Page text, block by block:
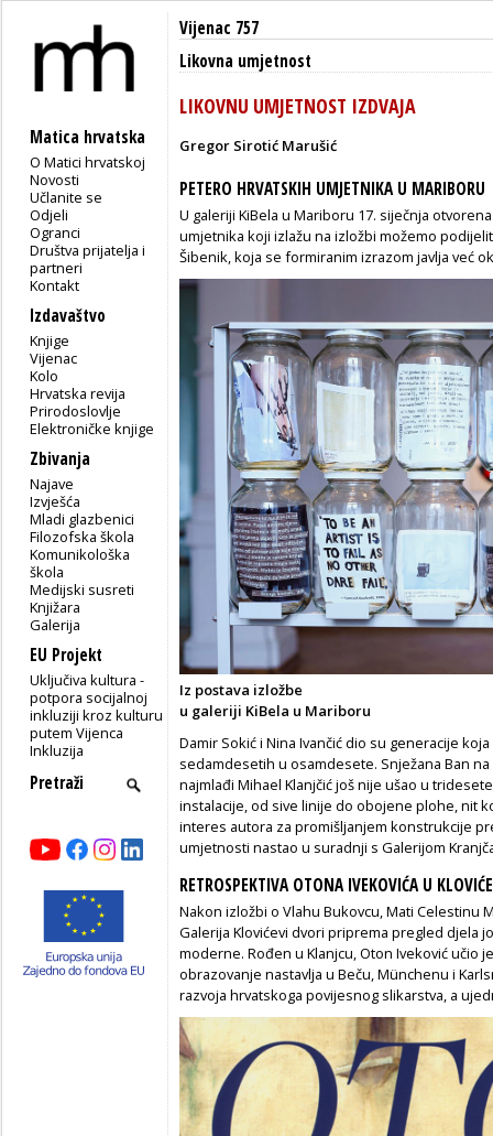
Matica hrvatska
O Matici hrvatskoj
Novosti
Učlanite se
Odjeli
Ogranci
Društva prijatelja i
partneri
Kontakt
Izdavaštvo
Knjige
Vijenac
Kolo
Hrvatska revija
Prirodoslovlje
Elektroničke knjige
Zbivanja
Najave
Izvješća
Mladi glazbenici
Filozofska škola
Komunikološka
škola
Medijski susreti
Knjižara
Galerija
EU Projekt
Uključiva kultura -
potpora socijalnoj
inkluziji kroz kulturu
putem Vijenca
Inkluzija
Vijenac 757
Likovna umjetnost
LIKOVNU UMJETNOST IZDVAJA
Gregor Sirotić Marušić
PETERO HRVATSKIH UMJETNIKA U MARIBORU
U galeriji KiBela u Mariboru 17. siječnja
umjetnika koji izlažu na izložbi možemo
Šibenik, koja se formiranim izrazom javlja već
Iz postava izložbe
u galeriji KiBela u Mariboru
Damir Sokić i Nina Ivančić dio su generacije
sedamdesetih u osamdesete. Snježana Ban
najmlađi Mihael Klanjčić još nije ušao u
instalacije, od sive linije do obojene plohe, nit
interes autora za promišljanjem konstrukcije
umjetnosti nastao u suradnji s Galerijom
RETROSPEKTIVA OTONA IVEKOVIĆA U
Nakon izložbi o Vlahu Bukovcu, Mati Celestinu
Galerija Klovićevi dvori priprema pregled djela
moderne. Rođen u Klanjcu, Oton Iveković učio
obrazovanje nastavlja u Beču, Münchenu i
razvoja hrvatskoga povijesnog slikarstva, a